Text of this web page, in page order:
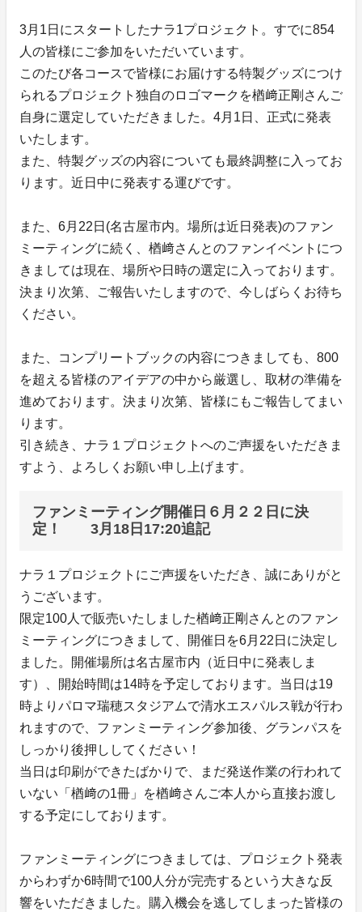
3月1日にスタートしたナラ1プロジェクト。すでに854
人の皆様にご参加をいただいています。
このたび各コースで皆様にお届けする特製グッズにつけ
られるプロジェクト独自のロゴマークを楢﨑正剛さんご
自身に選定していただきました。4月1日、正式に発表
いたします。
また、特製グッズの内容についても最終調整に入ってお
ります。近日中に発表する運びです。
また、6月22日(名古屋市内。場所は近日発表)のファン
ミーティングに続く、楢﨑さんとのファンイベントにつ
きましては現在、場所や日時の選定に入っております。
決まり次第、ご報告いたしますので、今しばらくお待ち
ください。
また、コンプリートブックの内容につきましても、800
を超える皆様のアイデアの中から厳選し、取材の準備を
進めております。決まり次第、皆様にもご報告してまい
ります。
引き続き、ナラ１プロジェクトへのご声援をいただきま
すよう、よろしくお願い申し上げます。
ファンミーティング開催日６月２２日に決
定！ 3月18日17:20追記
ナラ１プロジェクトにご声援をいただき、誠にありがと
うございます。
限定100人で販売いたしました楢﨑正剛さんとのファン
ミーティングにつきまして、開催日を6月22日に決定し
ました。開催場所は名古屋市内（近日中に発表しま
す）、開始時間は14時を予定しております。当日は19
時よりパロマ瑞穂スタジアムで清水エスパルス戦が行わ
れますので、ファンミーティング参加後、グランパスを
しっかり後押ししてください！
当日は印刷ができたばかりで、まだ発送作業の行われて
いない「楢﨑の1冊」を楢﨑さんご本人から直接お渡し
する予定にしております。
ファンミーティングにつきましては、プロジェクト発表
からわずか6時間で100人分が完売するという大きな反
響をいただきました。購入機会を逃してしまった皆様の